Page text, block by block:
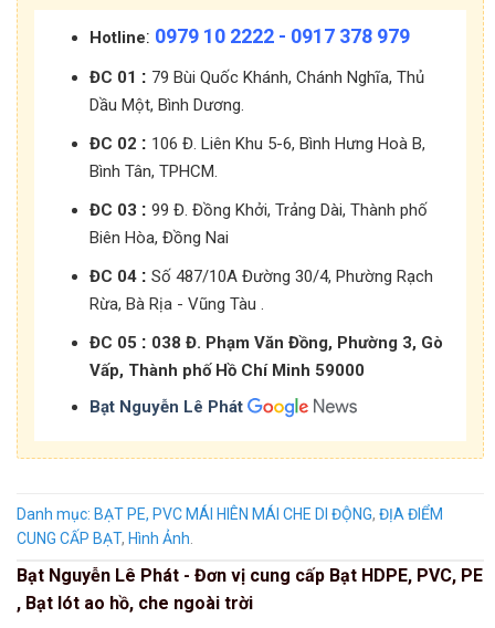
Hotline: 0979 10 2222 - 0917 378 979
ĐC 01 : 79 Bùi Quốc Khánh, Chánh Nghĩa, Thủ
Dầu Một, Bình Dương.
ĐC 02 : 106 Đ. Liên Khu 5-6, Bình Hưng Hoà B,
Bình Tân, TPHCM.
ĐC 03 : 99 Đ. Đồng Khởi, Trảng Dài, Thành phố
Biên Hòa, Đồng Nai
ĐC 04 : Số 487/10A Đường 30/4, Phường Rạch
Rừa, Bà Rịa - Vũng Tàu .
ĐC 05 : 038 Đ. Phạm Văn Đồng, Phường 3, Gò
Vấp, Thành phố Hồ Chí Minh 59000
Bạt Nguyễn Lê Phát
Danh mục: BẠT PE, PVC MÁI HIÊN MÁI CHE DI ĐỘNG, ĐỊA ĐIỂM
CUNG CẤP BẠT, Hình Ảnh
Bạt Nguyễn Lê Phát - Đơn vị cung cấp Bạt HDPE, PVC, PE
, Bạt lót ao hồ, che ngoài trời